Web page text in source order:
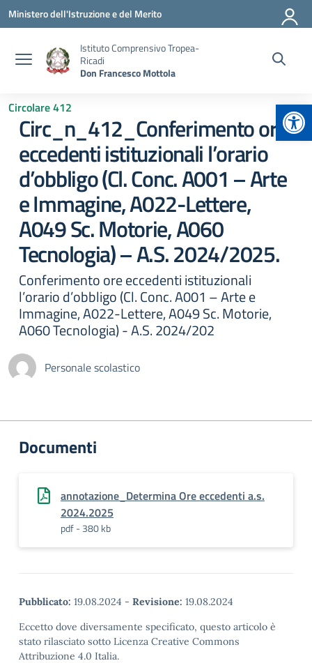
Vai ai contenuti
Vai al menu di navigazione
Vai al footer
Ministero dell'Istruzione e del Merito
Istituto Comprensivo Tropea-
Ricadi
Don Francesco Mottola
Circolare 412
Circ_n_412_Conferimento ore
eccedenti istituzionali l’orario
d’obbligo (Cl. Conc. A001 – Arte
e Immagine, A022-Lettere,
A049 Sc. Motorie, A060
Tecnologia) – A.S. 2024/2025.
Conferimento ore eccedenti istituzionali
l’orario d’obbligo (Cl. Conc. A001 – Arte e
Immagine, A022-Lettere, A049 Sc. Motorie,
A060 Tecnologia) - A.S. 2024/202
Personale scolastico
Documenti
annotazione_Determina Ore eccedenti a.s.
2024.2025
pdf - 380 kb
Pubblicato: 19.08.2024 - Revisione: 19.08.2024
Eccetto dove diversamente specificato, questo articolo è
stato rilasciato sotto Licenza Creative Commons
Attribuzione 4.0 Italia.